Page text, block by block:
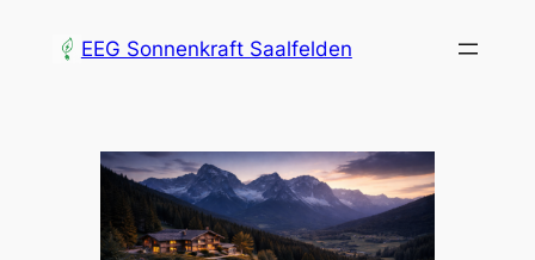
EEG Sonnenkraft Saalfelden